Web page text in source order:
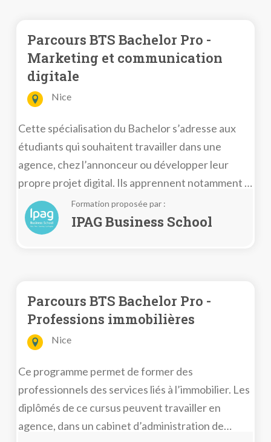
Parcours BTS Bachelor Pro -
Marketing et communication
digitale
Nice
Cette spécialisation du Bachelor s’adresse aux
étudiants qui souhaitent travailler dans une
agence, chez l’annonceur ou développer leur
propre projet digital. Ils apprennent notamment à
comprendre les besoins des consommateurs, à
élaborer des stratégies de communication
digitale, à maîtriser les réseaux sociaux…
Formation proposée par :
IPAG Business School
Parcours BTS Bachelor Pro -
Professions immobilières
Nice
Ce programme permet de former des
professionnels des services liés à l’immobilier. Les
diplômés de ce cursus peuvent travailler en
agence, dans un cabinet d’administration de